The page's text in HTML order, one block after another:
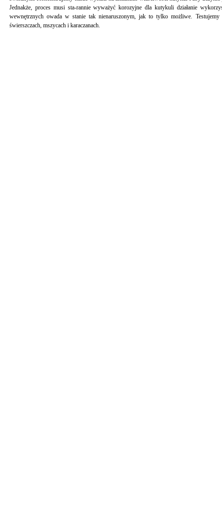
Jednakże, proces musi sta-rannie wyważyć korozyjne dla kutykuli działanie
wewnętrznych owada w stanie tak nienaruszonym, jak to tylko możliwe.
świerszczach, mszycach i karaczanach.